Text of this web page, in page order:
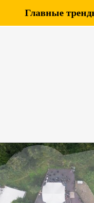
Главные